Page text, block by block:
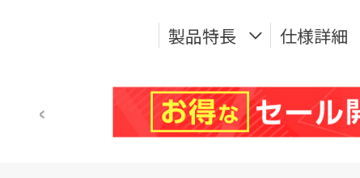
製品特長 仕様詳細